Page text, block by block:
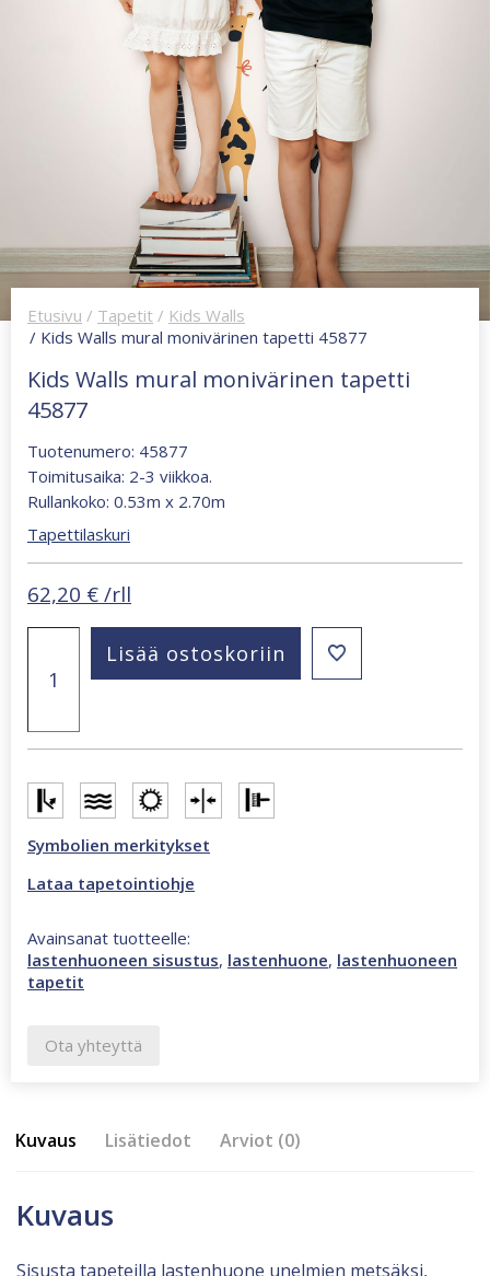
Etusivu / Tapetit / Kids Walls
/ Kids Walls mural monivärinen tapetti 45877
Kids Walls mural monivärinen tapetti
45877
Tuotenumero: 45877
Toimitusaika: 2-3 viikkoa.
Rullankoko: 0.53m x 2.70m
Tapettilaskuri
62,20 € /rll
mural
45877
Lisää ostoskoriin
Symbolien merkitykset
Lataa tapetointiohje
Avainsanat tuotteelle:
lastenhuoneen sisustus, lastenhuone, lastenhuoneen
tapetit
Ota yhteyttä
Kuvaus Lisätiedot Arviot (0)
Kuvaus
Sisusta tapeteilla lastenhuone unelmien metsäksi,